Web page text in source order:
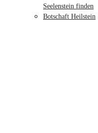
Seelenstein finden
Botschaft Heilstein